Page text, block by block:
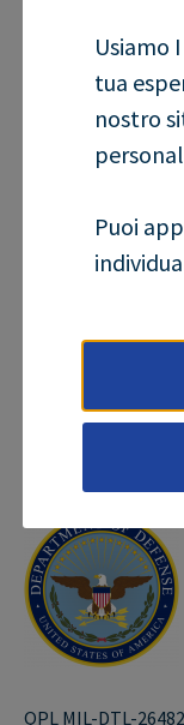
QPL MIL-DTL-26482
Usiamo
tua
nostro
Puoi